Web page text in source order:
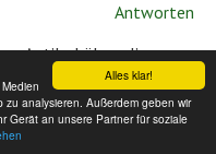
Alles klar!
analysieren. Außerdem geben wir
Gerät an unsere Partner für soziale
Antworten
Artikel über die
sollte! Die
und den Aufbau